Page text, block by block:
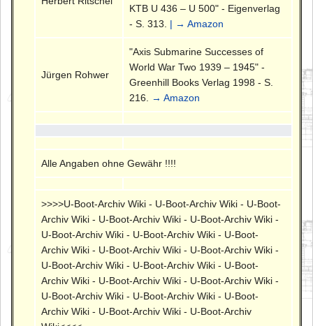
KTB U 436 – U 500" - Eigenverlag
- S. 313. | → Amazon
Jürgen Rohwer
"Axis Submarine Successes of
World War Two 1939 – 1945" -
Greenhill Books Verlag 1998 - S.
216.
→ Amazon
Alle Angaben ohne Gewähr !!!!
>>>>U-Boot-Archiv Wiki - U-Boot-Archiv Wiki - U-Boot-
Archiv Wiki - U-Boot-Archiv Wiki - U-Boot-Archiv Wiki -
U-Boot-Archiv Wiki - U-Boot-Archiv Wiki - U-Boot-
Archiv Wiki - U-Boot-Archiv Wiki - U-Boot-Archiv Wiki -
U-Boot-Archiv Wiki - U-Boot-Archiv Wiki - U-Boot-
Archiv Wiki - U-Boot-Archiv Wiki - U-Boot-Archiv Wiki -
U-Boot-Archiv Wiki - U-Boot-Archiv Wiki - U-Boot-
Archiv Wiki - U-Boot-Archiv Wiki - U-Boot-Archiv